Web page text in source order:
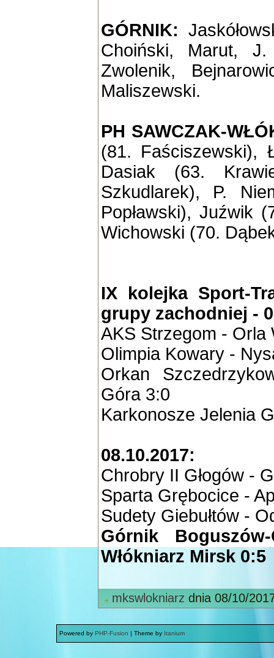
GÓRNIK:
Choiński, Marut,
Zwolenik,
Maliszewski.
PH SAWCZAK-
(81. Faściszewski),
Dasiak (63.
Szkudlarek), P.
Popławski), Juźwik
Wichowski (70.
IX kolejka Sport-
grupy zachodniej -
AKS Strzegom - Orla
Olimpia Kowary -
Orkan
Góra 3:0
Karkonosze Jelenia
08.10.2017:
Chrobry II Głogów -
Sparta Grębocice -
Sudety Giebułtów -
Górnik
Włókniarz Mirsk 0:5
mkswlokniarz dnia 08/10/
Powered by PHP-Fusion | Theme by Itanium